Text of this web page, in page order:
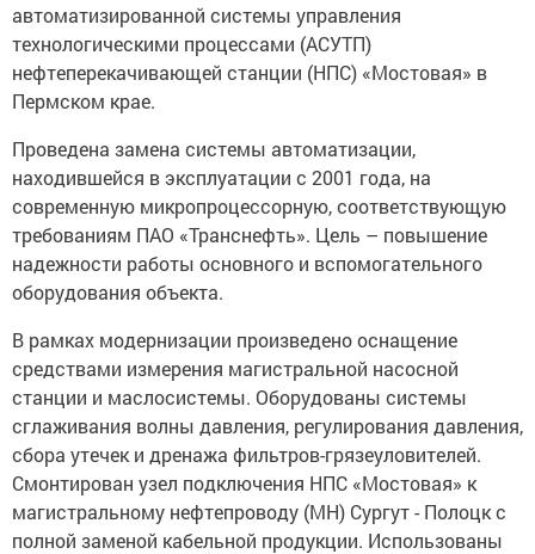
автоматизированной системы управления
технологическими процессами (АСУТП)
нефтеперекачивающей станции (НПС) «Мостовая» в
Пермском крае.
Проведена замена системы автоматизации,
находившейся в эксплуатации с 2001 года, на
современную микропроцессорную, соответствующую
требованиям ПАО «Транснефть». Цель – повышение
надежности работы основного и вспомогательного
оборудования объекта.
В рамках модернизации произведено оснащение
средствами измерения магистральной насосной
станции и маслосистемы. Оборудованы системы
сглаживания волны давления, регулирования давления,
сбора утечек и дренажа фильтров-грязеуловителей.
Смонтирован узел подключения НПС «Мостовая» к
магистральному нефтепроводу (МН) Сургут - Полоцк с
полной заменой кабельной продукции. Использованы